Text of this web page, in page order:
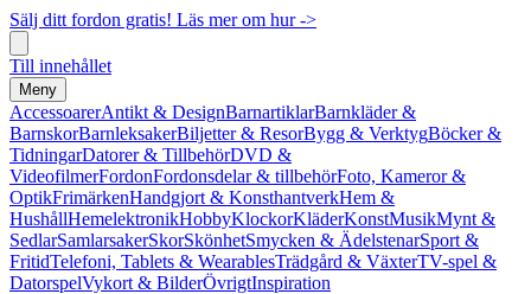
Sälj ditt fordon gratis! Läs mer om hur ->
Till innehållet
Meny
AccessoarerAntikt & DesignBarnartiklarBarnkläder &
BarnskorBarnleksakerBiljetter & ResorBygg & VerktygBöcker &
TidningarDatorer & TillbehörDVD &
VideofilmerFordonFordonsdelar & tillbehörFoto, Kameror &
OptikFrimärkenHandgjort & KonsthantverkHem &
HushållHemelektronikHobbyKlockorKläderKonstMusikMynt &
SedlarSamlarsakerSkorSkönhetSmycken & ÄdelstenarSport &
FritidTelefoni, Tablets & WearablesTrädgård & VäxterTV-spel &
DatorspelVykort & BilderÖvrigtInspiration